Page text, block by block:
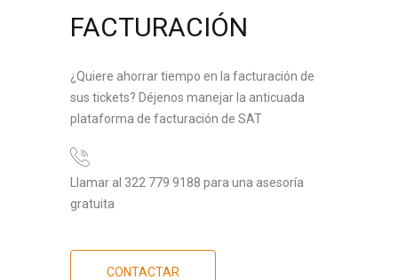
FACTURACIÓN
¿Quiere ahorrar tiempo en la facturación de
sus tickets? Déjenos manejar la anticuada
plataforma de facturación de SAT
Llamar al 322 779 9188 para una asesoría
gratuita
CONTACTAR